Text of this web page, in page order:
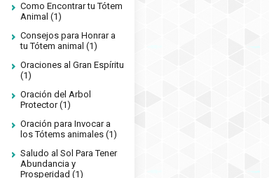
Como Encontrar tu Tótem
Animal (1)
Consejos para Honrar a
tu Tótem animal (1)
Oraciones al Gran Espíritu
(1)
Oración del Arbol
Protector (1)
Oración para Invocar a
los Tótems animales (1)
Saludo al Sol Para Tener
Abundancia y
Prosperidad (1)